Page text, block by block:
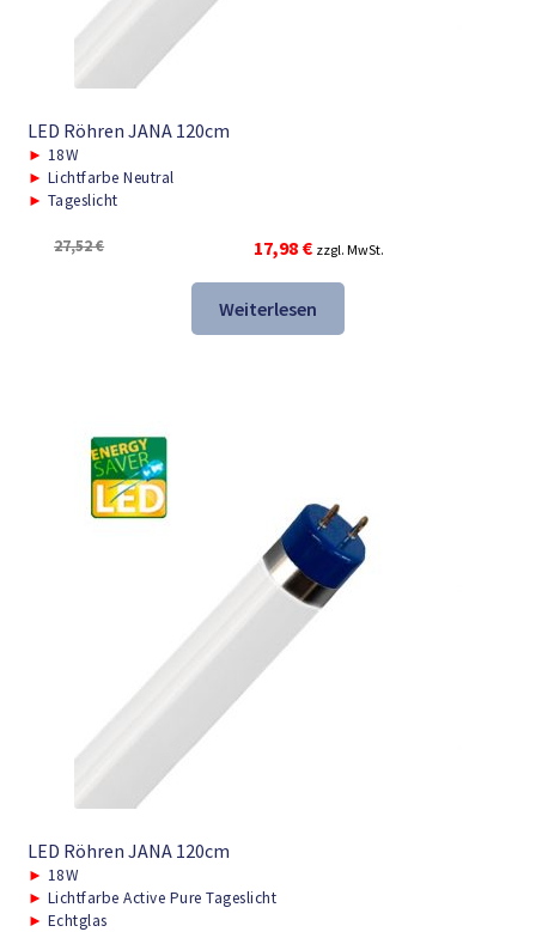
LED Röhren JANA 120cm
► 18W
► Lichtfarbe Neutral
► Tageslicht
27,52€
Ursprünglicher
war:
27,52 €
17,98 €Aktueller
ist:
17,98 €.
zzgl. MwSt.
Weiterlesen
LED Röhren JANA 120cm
► 18W
► Lichtfarbe Active Pure Tageslicht
► Echtglas